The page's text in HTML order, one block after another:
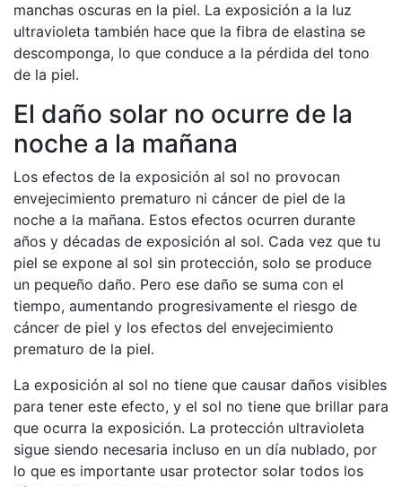
manchas oscuras en la piel. La exposición a la luz
ultravioleta también hace que la fibra de elastina se
descomponga, lo que conduce a la pérdida del tono
de la piel.
El daño solar no ocurre de la
noche a la mañana
Los efectos de la exposición al sol no provocan
envejecimiento prematuro ni cáncer de piel de la
noche a la mañana. Estos efectos ocurren durante
años y décadas de exposición al sol. Cada vez que tu
piel se expone al sol sin protección, solo se produce
un pequeño daño. Pero ese daño se suma con el
tiempo, aumentando progresivamente el riesgo de
cáncer de piel y los efectos del envejecimiento
prematuro de la piel.
La exposición al sol no tiene que causar daños visibles
para tener este efecto, y el sol no tiene que brillar para
que ocurra la exposición. La protección ultravioleta
sigue siendo necesaria incluso en un día nublado, por
lo que es importante usar protector solar todos los